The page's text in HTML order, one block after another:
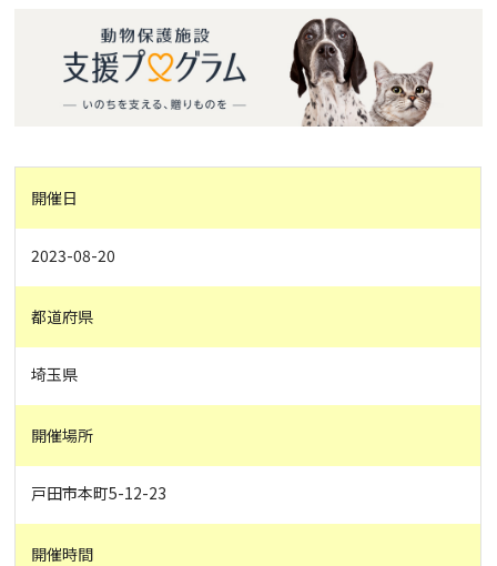
開催日
2023-08-20
都道府県
埼玉県
開催場所
戸田市本町5-12-23
開催時間